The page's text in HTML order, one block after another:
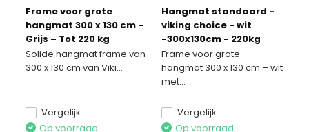
Frame voor grote
hangmat 300 x 130 cm –
Grijs – Tot 220 kg
Solide hangmat frame van
300 x 130 cm van Viki...
Vergelijk
Op voorraad
Hangmat standaard -
viking choice - wit
-300x130cm - 220kg
Frame voor grote
hangmat 300 x 130 cm – wit
met...
Vergelijk
Op voorraad